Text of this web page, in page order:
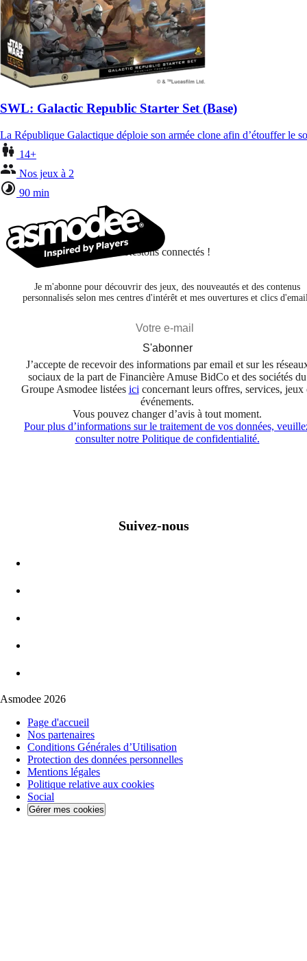
SWL: Galactic Republic Starter Set (Base)
La République Galactique déploie son armée clone afin d’étouffer le
14+
Nos jeux à 2
90 min
Restons connectés !
Je m'abonne pour découvrir des jeux, des nouveautés et des contenus
personnalisés selon mes centres d'intérêt et mes ouvertures et clics
S'abonner
J’accepte de recevoir des informations par email et sur les
sociaux de la part de Financière Amuse BidCo et des sociétés du
Groupe Asmodee listées ici concernant leurs offres, services, jeux
événements.
Vous pouvez changer d’avis à tout moment.
Pour plus d’informations sur le traitement de vos données,
consulter notre Politique de confidentialité.
Suivez-nous
Asmodee 2026
Page d'accueil
Nos partenaires
Conditions Générales d’Utilisation
Protection des données personnelles
Mentions légales
Politique relative aux cookies
Social
Gérer mes cookies